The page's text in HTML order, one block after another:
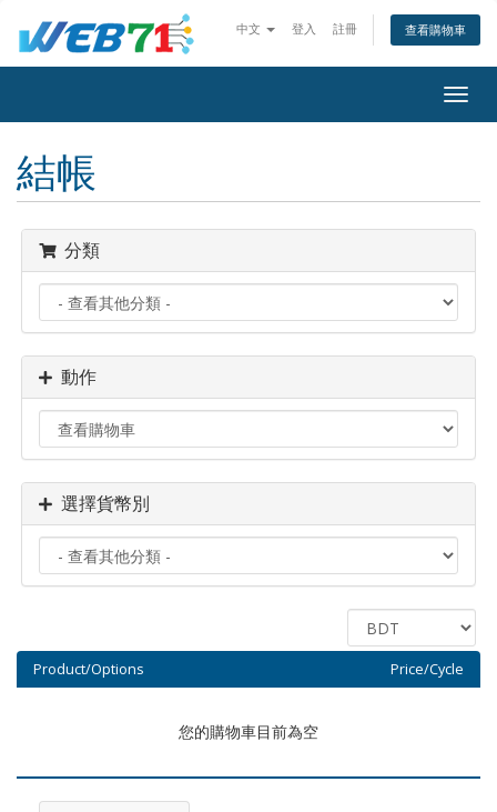
中文 登入 註冊 查看購物車
結帳
分類
動作
選擇貨幣別
Product/Options Price/Cycle
您的購物車目前為空